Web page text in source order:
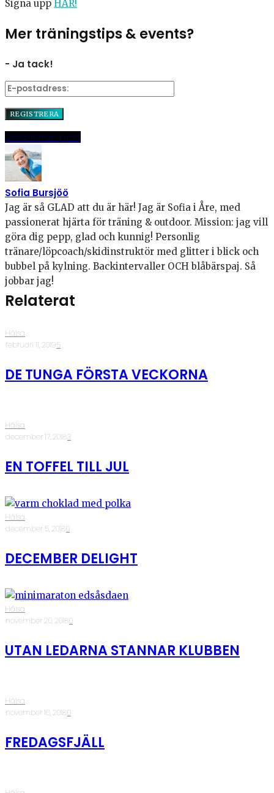
Signa upp HÄR!
Mer träningstips & events?
- Ja tack!
DelaPinnaE-post
Sofia Bursjöö
Jag är så GLAD att du är här! Jag är Sofia i Åre, med
passionerat hjärta för träning & outdoor. Mission: jag vill
göra dig pepp, glad och kunnig! Personlig
tränare/löpcoach/skidinstruktör med glitter i blick och
bubbel på kylning. Backintervaller OCH blåbärspaj. Så
jobbar jag!
Relaterat
Hälsa
·februari 11, 2019·5
DE TUNGA FÖRSTA VECKORNA
Hälsa
·december 17, 2018·3
EN TOFFEL TILL JUL
Hälsa
·december 5, 2018·0
DECEMBER DELIGHT
Hälsa
·november 20, 2018·0
UTAN LEDARNA STANNAR KLUBBEN
Hälsa
·november 16, 2018·0
FREDAGSFJÄLL